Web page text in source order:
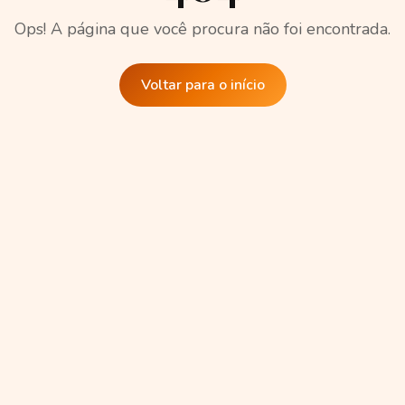
Ops! A página que você procura não foi encontrada.
Voltar para o início